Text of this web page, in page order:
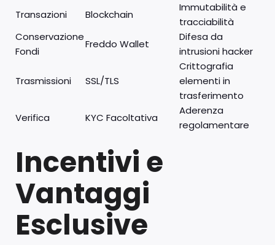
Transazioni
Blockchain
Immutabilità e
tracciabilità
Conservazione
Fondi
Freddo Wallet
Difesa da
intrusioni hacker
Trasmissioni SSL/TLS
Crittografia
elementi in
trasferimento
Verifica
KYC Facoltativa
Aderenza
regolamentare
Incentivi e
Vantaggi
Esclusive